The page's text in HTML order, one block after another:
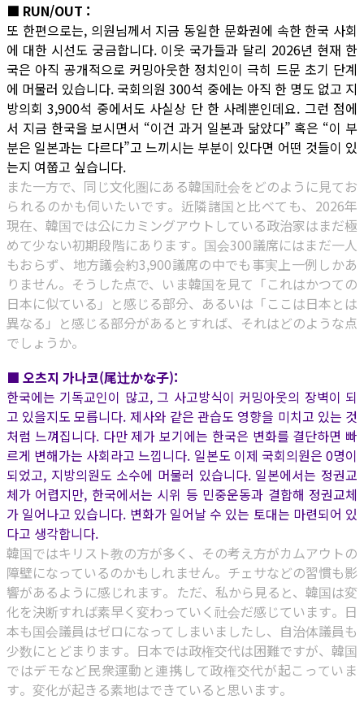
■ RUN/OUT :
또 한편으로는, 의원님께서 지금 동일한 문화권에 속한 한국 사회
에 대한 시선도 궁금합니다. 이웃 국가들과 달리 2026년 현재 한
국은 아직 공개적으로 커밍아웃한 정치인이 극히 드문 초기 단계
에 머물러 있습니다. 국회의원 300석 중에는 아직 한 명도 없고 지
방의회 3,900석 중에서도 사실상 단 한 사례뿐인데요. 그런 점에
서 지금 한국을 보시면서 “이건 과거 일본과 닮았다” 혹은 “이 부
분은 일본과는 다르다”고 느끼시는 부분이 있다면 어떤 것들이 있
는지 여쭙고 싶습니다.
また一方で、同じ文化圏にある韓国社会をどのように見てお
られるのかも伺いたいです。近隣諸国と比べても、2026年
現在、韓国では公にカミングアウトしている政治家はまだ極
めて少ない初期段階にあります。国会300議席にはまだ一人
もおらず、地方議会約3,900議席の中でも事実上一例しかあ
りません。そうした点で、いま韓国を見て「これはかつての
日本に似ている」と感じる部分、あるいは「ここは日本とは
異なる」と感じる部分があるとすれば、それはどのような点
でしょうか。
■ 오츠지 가나코(尾辻かな子):
한국에는 기독교인이 많고, 그 사고방식이 커밍아웃의 장벽이 되
고 있을지도 모릅니다. 제사와 같은 관습도 영향을 미치고 있는 것
처럼 느껴집니다. 다만 제가 보기에는 한국은 변화를 결단하면 빠
르게 변해가는 사회라고 느낍니다. 일본도 이제 국회의원은 0명이
되었고, 지방의원도 소수에 머물러 있습니다. 일본에서는 정권교
체가 어렵지만, 한국에서는 시위 등 민중운동과 결합해 정권교체
가 일어나고 있습니다. 변화가 일어날 수 있는 토대는 마련되어 있
다고 생각합니다.
韓国ではキリスト教の方が多く、その考え方がカムアウトの
障壁になっているのかもしれません。チェサなどの習慣も影
響があるように感じれます。ただ、私から見ると、韓国は変
化を決断すれば素早く変わっていく社会だ感じています。日
本も国会議員はゼロになってしまいましたし、自治体議員も
少数にとどまります。日本では政権交代は困難ですが、韓国
ではデモなど民衆運動と連携して政権交代が起こっていま
す。変化が起きる素地はできていると思います。